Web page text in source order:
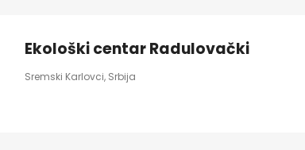
Ekološki centar Radulovački
Sremski Karlovci, Srbija